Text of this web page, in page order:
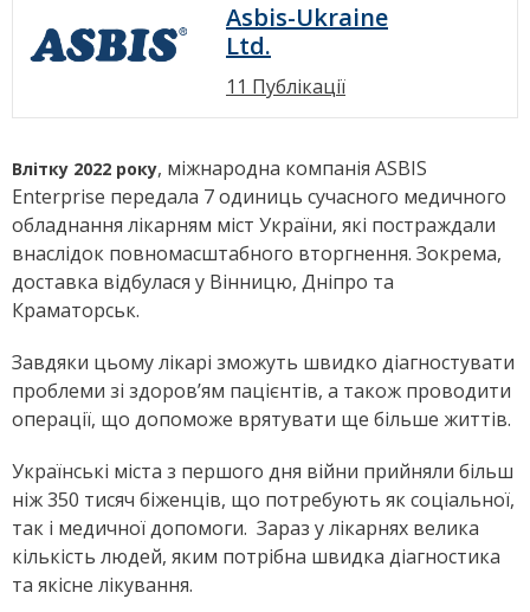
Asbis-Ukraine
Ltd.
11 Публікації
Влітку 2022 року, міжнародна компанія ASBIS
Enterprise передала 7 одиниць сучасного медичного
обладнання лікарням міст України, які постраждали
внаслідок повномасштабного вторгнення. Зокрема,
доставка відбулася у Вінницю, Дніпро та
Краматорськ.
Завдяки цьому лікарі зможуть швидко діагностувати
проблеми зі здоров’ям пацієнтів, а також проводити
операції, що допоможе врятувати ще більше життів.
Українські міста з першого дня війни прийняли більш
ніж 350 тисяч біженців, що потребують як соціальної,
так і медичної допомоги. Зараз у лікарнях велика
кількість людей, яким потрібна швидка діагностика
та якісне лікування.